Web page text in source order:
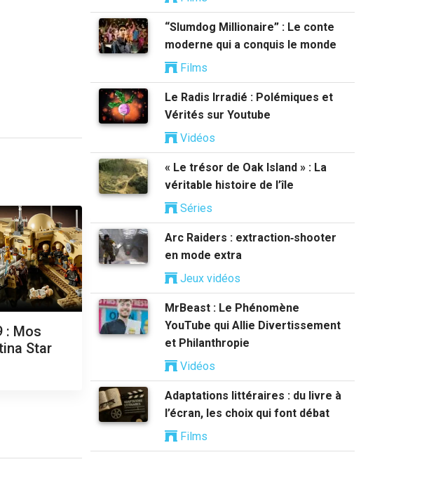
: Mos
Star
“Slumdog Millionaire” : Le conte
moderne qui a conquis le monde
Films
Le Radis Irradié : Polémiques et
Vérités sur Youtube
Vidéos
« Le trésor de Oak Island » : La
véritable histoire de l’île
Séries
Arc Raiders : extraction‑shooter
en mode extra
Jeux vidéos
MrBeast : Le Phénomène
YouTube qui Allie Divertissement
et Philanthropie
Vidéos
Adaptations littéraires : du livre à
l’écran, les choix qui font débat
Films